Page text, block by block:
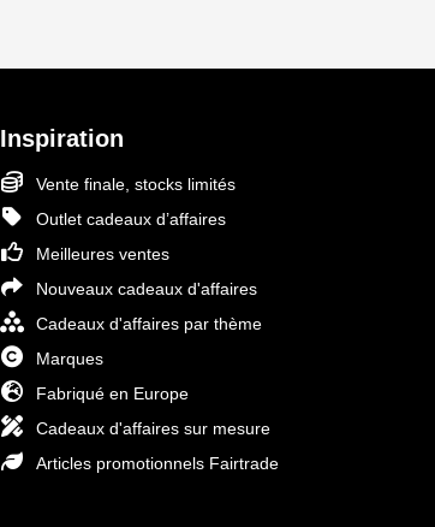
Inspiration
Vente finale, stocks limités
Outlet cadeaux d’affaires
Meilleures ventes
Nouveaux cadeaux d'affaires
Cadeaux d'affaires par thème
Marques
Fabriqué en Europe
Cadeaux d'affaires sur mesure
Articles promotionnels Fairtrade